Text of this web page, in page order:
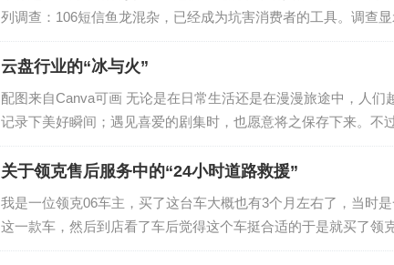
列调查：106短信鱼龙混杂，已经成为坑害消费者的工具。调查
“106”开头的垃圾短信。上海市消保委关注到，传统短信通过互
为...
云盘行业的“冰与火”
配图来自Canva可画 无论是在日常生活还是在漫漫旅途中，人们
记录下美好瞬间；遇见喜爱的剧集时，也愿意将之保存下来。不
部保存下来的话，仅仅依靠手机的存储空间是远远不够的。另外
关于领克售后服务中的“24小时道路救援”
我是一位领克06车主，买了这台车大概也有3个月左右了，当时
这一款车，然后到店看了车后觉得这个车挺合适的于是就买了领
以及功能方面都非常的不错，对这款车很满意。现在就跟大家聊